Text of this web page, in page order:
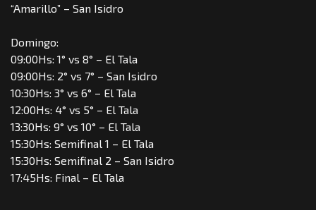
“Amarillo” – San Isidro
Domingo:
09:00Hs: 1° vs 8° – El Tala
09:00Hs: 2° vs 7° – San Isidro
10:30Hs: 3° vs 6° – El Tala
12:00Hs: 4° vs 5° – El Tala
13:30Hs: 9° vs 10° – El Tala
15:30Hs: Semifinal 1 – El Tala
15:30Hs: Semifinal 2 – San Isidro
17:45Hs: Final – El Tala